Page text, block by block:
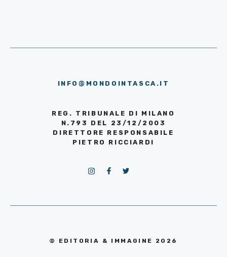
INFO@MONDOINTASCA.IT
REG. TRIBUNALE DI MILANO
N.793 DEL 23/12/2003
DIRETTORE RESPONSABILE
PIETRO RICCIARDI
© EDITORIA & IMMAGINE 2026